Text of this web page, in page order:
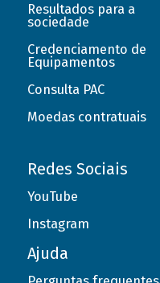
Resultados para a
sociedade
Credenciamento de
Equipamentos
Consulta PAC
Moedas contratuais
Redes Sociais
YouTube
Instagram
Ajuda